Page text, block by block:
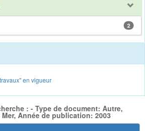
2
en vigueur
: - Type de document: Autre,
Année de publication: 2003